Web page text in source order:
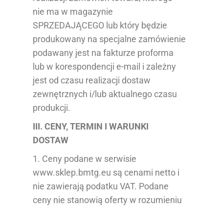
nie ma w magazynie
SPRZEDAJĄCEGO lub który będzie
produkowany na specjalne zamówienie
podawany jest na fakturze proforma
lub w korespondencji e-mail i zależny
jest od czasu realizacji dostaw
zewnętrznych i/lub aktualnego czasu
produkcji.
III. CENY, TERMIN I WARUNKI
DOSTAW
1. Ceny podane w serwisie
www.sklep.bmtg.eu są cenami netto i
nie zawierają podatku VAT. Podane
ceny nie stanowią oferty w rozumieniu